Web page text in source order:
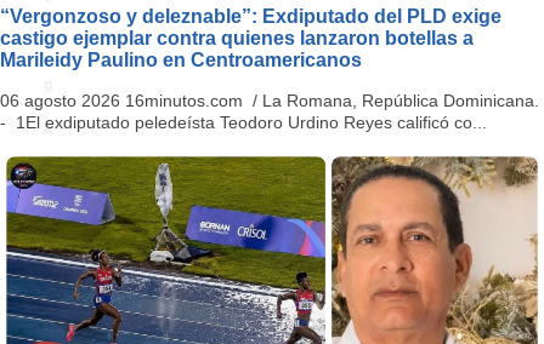
i
a
ti
o
n
“Vergonzoso y deleznable”: Exdiputado del PLD exige
castigo ejemplar contra quienes lanzaron botellas a
Marileidy Paulino en Centroamericanos
06 agosto 2026 16minutos.com / La Romana, República Dominicana.
- 1El exdiputado peledeísta Teodoro Urdino Reyes calificó co...